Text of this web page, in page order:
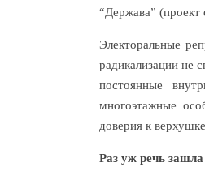
“Держава” (проект
Электоральные
радикализации не
постоянные
многоэтажные
доверия к
Раз уж речь